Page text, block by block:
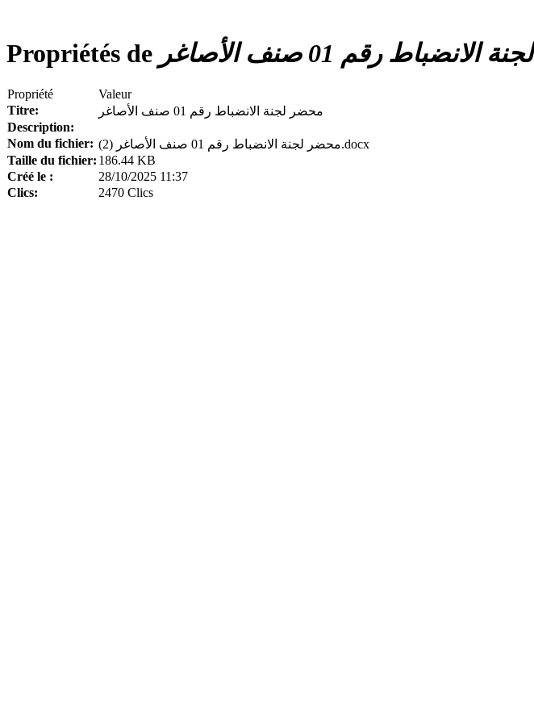
Propriétés de رقم 01 صنف الأصاغر
Propriété
Valeur
Titre:
محضر لجنة الانضباط رقم 01 صنف الأصاغر
Description:
Nom du fichier:
محضر لجنة الانضباط رقم 01 صنف الأصاغر (2).docx
Taille du fichier: 186.44 KB
Créé le :
28/10/2025 11:37
Clics:
2470 Clics